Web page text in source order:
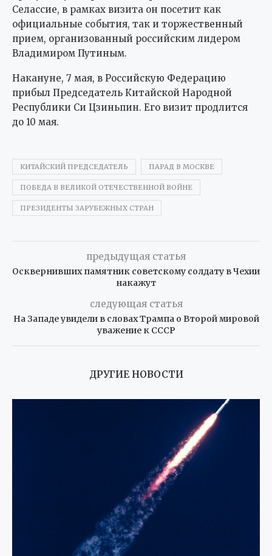
Селассие, в рамках визита он посетит как
официальные события, так и торжественный
прием, организованный российским лидером
Владимиром Путиным.
Накануне, 7 мая, в Российскую Федерацию
прибыл Председатель Китайской Народной
Республики Си Цзиньпин. Его визит продлится
до 10 мая.
КИТАЙСКИЙ ПРЕДСЕДАТЕЛЬ ПАРАД В МОСКВЕ
ПОБЕДА В ВЕЛИКОЙ ОТЕЧЕСТВЕННОЙ ВОЙНЕ
ПРЕЗИДЕНТЫ ЗАРУБЕЖНЫХ СТРАН
предыдущая статья
Осквернивших памятник советскому солдату в Чехии
накажут
следующая статья
На Западе увидели в словах Трампа о Второй мировой
уважение к СССР
ДРУГИЕ НОВОСТИ